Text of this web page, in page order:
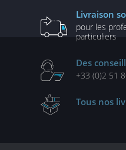
Livraison
pour les
particuliers
Des
+33 (0)2 51
Tous nos